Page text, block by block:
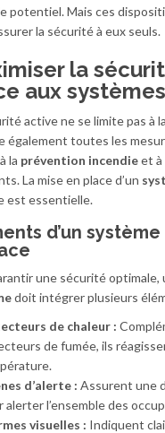
potentiel. Mais ces
la sécurité à eux seuls.
la
aux
active ne se limite pas à
également toutes les
la prévention incendieet à
La mise en place d’un
est essentielle.
d’un système
une sécurité optimale,
doit intégrer plusieurs
de chaleur :
de fumée, ils
d’alerte : Assurent une
alerter l’ensemble des
visuelles : Indiquent